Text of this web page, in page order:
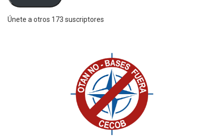
Únete a otros 173 suscriptores